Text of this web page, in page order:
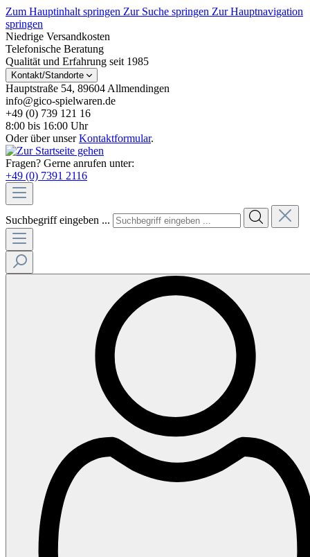
Zum Hauptinhalt springen Zur Suche springen Zur Hauptnavigation
springen
Niedrige Versandkosten
Telefonische Beratung
Qualität und Erfahrung seit 1985
Kontakt/Standorte
Hauptstraße 54, 89604 Allmendingen
info@gico-spielwaren.de
+49 (0) 739 121 16
8:00 bis 16:00 Uhr
Oder über unserKontaktformular.
Fragen? Gerne anrufen unter:
+49 (0) 7391 2116
Suchbegriff eingeben ...